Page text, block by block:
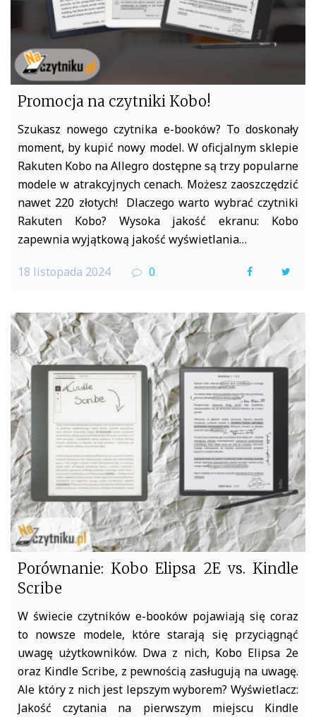
Promocja na czytniki Kobo!
Szukasz nowego czytnika e-booków? To doskonały
moment, by kupić nowy model. W oficjalnym sklepie
Rakuten Kobo na Allegro dostępne są trzy popularne
modele w atrakcyjnych cenach. Możesz zaoszczędzić
nawet 220 złotych! Dlaczego warto wybrać czytniki
Rakuten Kobo? Wysoka jakość ekranu: Kobo
zapewnia wyjątkową jakość wyświetlania…
18 listopada 2024 0
F
c
e
b
o
o
k
i
t
t
e
r
Porównanie: Kobo Elipsa 2E vs. Kindle
Scribe
W świecie czytników e-booków pojawiają się coraz
to nowsze modele, które starają się przyciągnąć
uwagę użytkowników. Dwa z nich, Kobo Elipsa 2e
oraz Kindle Scribe, z pewnością zasługują na uwagę.
Ale który z nich jest lepszym wyborem? Wyświetlacz:
Jakość czytania na pierwszym miejscu Kindle